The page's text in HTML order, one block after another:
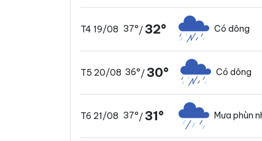
T4 19/08 37°/32° Có dông
T5 20/08 36°/30° Có dông
T6 21/08 37°/31° Mưa phùn